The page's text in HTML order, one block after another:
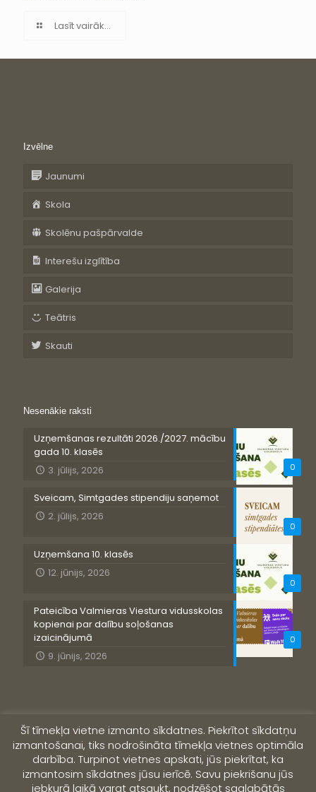
Lasīt vairāk...
Izvēlne
Jaunumi
Skola
Skolēnu pašpārvalde
Interešu izglītība
Galerija
Teātris
Skauti
Nesenākie raksti
0
Uzņemšanas rezultāti 2026./2027. mācību
gada 10. klasēs
3. jūlijs, 2026
0
Sveicam, Simtgades stipendiju saņemot
2. jūlijs, 2026
0
Uzņemšana 10. klasēs
12. jūnijs, 2026
0
Pateicība Valmieras Viestura vidusskolas
kopienai par dalību soļošanas
izaicinājumā
9. jūnijs, 2026
Šī tīmekļa vietne izmanto sīkdatnes. Piekrītot sīkdatņu
izmantošanai, tiks nodrošināta tīmekļa vietnes optimāla
darbība. Turpinot vietnes apskati, jūs piekrītat, ka
izmantosim sīkdatnes jūsu ierīcē. Savu piekrišanu jūs
jebkurā laikā varat atsaukt, nodzēšot saglabātās